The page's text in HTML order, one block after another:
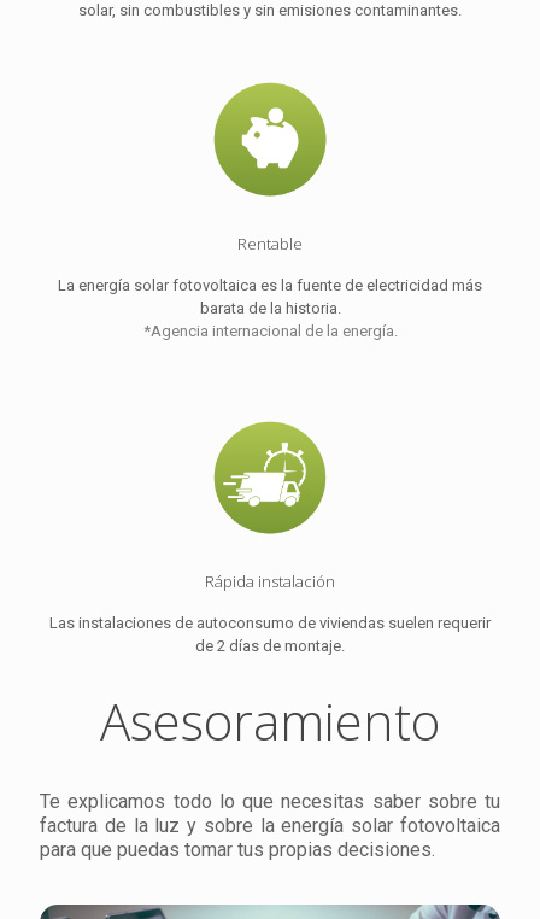
solar, sin combustibles y sin emisiones contaminantes.
Rentable
La energía solar fotovoltaica es la fuente de electricidad más
barata de la historia.
*Agencia internacional de la energía.
Rápida instalación
Las instalaciones de autoconsumo de viviendas suelen requerir
de 2 días de montaje.
Asesoramiento
Te explicamos todo lo que necesitas saber sobre tu
factura de la luz y sobre la energía solar fotovoltaica
para que puedas tomar tus propias decisiones.